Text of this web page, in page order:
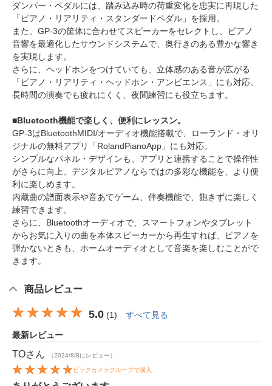
ダンパー・ペダルには、踏み込み時の荷重変化を忠実に再現した
「ピアノ・リアリティ・スタンダードペダル」を採用。
また、GP-3の筐体に合わせてスピーカーをセレクトし、ピアノ
音響を最適化したサウンドシステムで、奥行きのある豊かな響き
を実現します。
さらに、ヘッドホンをつけていても、立体感のある音が広がる
「ピアノ・リアリティ・ヘッドホン・アンビエンス」にも対応。
長時間の演奏でも疲れにくく、夜間練習にも役立ちます。
■Bluetooth機能で楽しく、便利にレッスン。
GP-3はBluetoothMIDI/オーディオ機能搭載で、ローランド・オリ
ジナルの無料アプリ「RolandPianoApp」にも対応。
シンプルなパネル・デザインも、アプリと連携することで操作性
がさらに向上、デジタルピアノならではの多彩な機能を、より便
利に楽しめます。
内蔵曲の譜面表示や音あてゲーム、伴奏機能で、飽きずに楽しく
練習できます。
さらに、Bluetoothオーディオで、スマートフォンやタブレット
からお気に入りの曲を本体スピーカーから再生すれば、ピアノを
弾かないときも、ホームオーディオとして音楽を楽しむことがで
きます。
商品レビュー
5.0 (1) すべて見る
最新レビュー
TOさん （2024/8/8にレビュー）
ビックカメラグループで購入